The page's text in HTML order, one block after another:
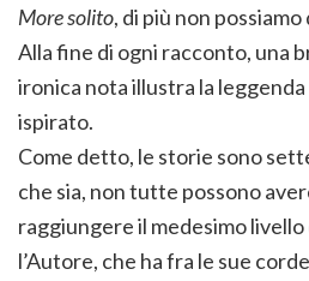
More solito, di più non possiamo
Alla fine di ogni racconto, una
ironica nota illustra la leggenda
ispirato.
Come detto, le storie sono
che sia, non tutte possono
raggiungere il medesimo livello
l’Autore, che ha fra le sue